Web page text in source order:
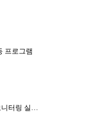
프로그램
니터링 실…